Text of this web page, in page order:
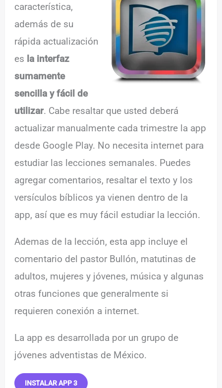
característica,
además de su
rápida actualización
es la interfaz
sumamente
sencilla y fácil de
utilizar. Cabe resaltar que usted deberá
actualizar manualmente cada trimestre la app
desde Google Play. No necesita internet para
estudiar las lecciones semanales. Puedes
agregar comentarios, resaltar el texto y los
versículos bíblicos ya vienen dentro de la
app, así que es muy fácil estudiar la lección.
Ademas de la lección, esta app incluye el
comentario del pastor Bullón, matutinas de
adultos, mujeres y jóvenes, música y algunas
otras funciones que generalmente si
requieren conexión a internet.
La app es desarrollada por un grupo de
jóvenes adventistas de México.
INSTALAR APP 3